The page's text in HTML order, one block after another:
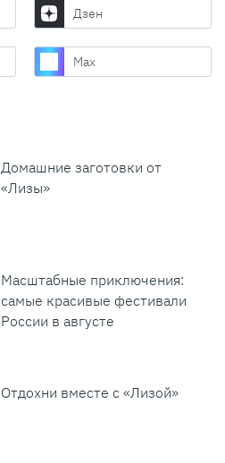
Дзен
Max
Домашние заготовки от
«Лизы»
Масштабные приключения:
самые красивые фестивали
России в августе
Отдохни вместе с «Лизой»